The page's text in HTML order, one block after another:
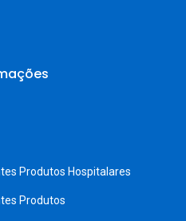
Produtos Hospitalares
Produtos